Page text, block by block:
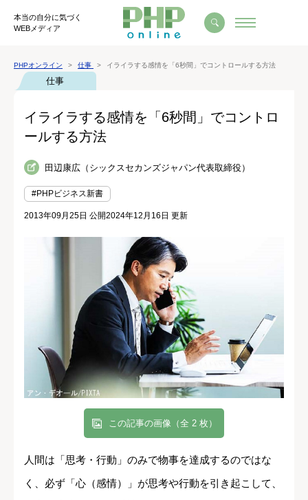
本当の自分に気づく
WEBメディア
PHPオンライン 仕事 イライラする感情を「6秒間」でコントロールする方法
仕事
イライラする感情を「6秒間」でコントロ
ールする方法
田辺康広（シックスセカンズジャパン代表取締役）
#PHPビジネス新書
2013年09月25日 公開2024年12月16日 更新
この記事の画像（全 2 枚）
人間は「思考・行動」のみで物事を達成するのではな
く、必ず「心（感情）」が思考や行動を引き起こして、